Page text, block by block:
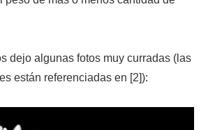
dejo algunas fotos muy curradas (las
están referenciadas en [2]):